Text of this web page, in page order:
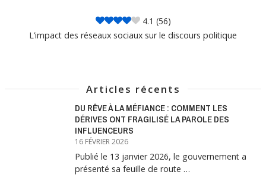
4.1 (56)
L’impact des réseaux sociaux sur le discours politique
Articles récents
DU RÊVE À LA MÉFIANCE : COMMENT LES
DÉRIVES ONT FRAGILISÉ LA PAROLE DES
INFLUENCEURS
16 FÉVRIER 2026
Publié le 13 janvier 2026, le gouvernement a
présenté sa feuille de route …